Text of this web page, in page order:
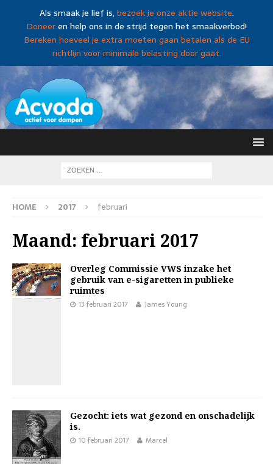
Als smaak je lief is,bezoek je onze aktie website.
Doneeren help ons in de strijd tegen het smaakverbod!
Bereken hoeveel je extra moeten gaan betalen als de EU
richtlijn voor minimale belasting door gaat.
HOME 2017 februari
Maand: februari 2017
Overleg Commissie VWS inzake het
gebruik van e-sigaretten in publieke
ruimtes
13 februari 2017 James Young
Gezocht: iets wat gezond en onschadelijk
is.
10 februari 2017 Marcel